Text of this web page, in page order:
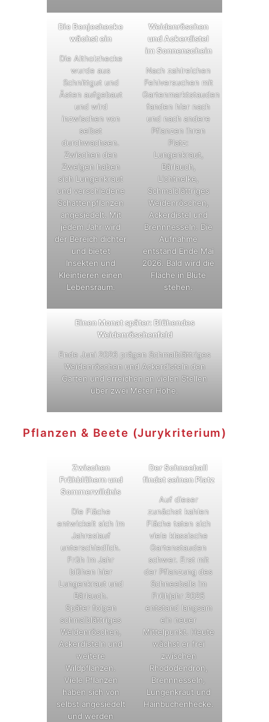
Die Benjeshecke
wächst ein
Die Altholzhecke
wurde aus
Schnittgut und
Ästen aufgebaut
und wird
inzwischen von
selbst
durchwachsen.
Zwischen den
Zweigen haben
sich Lungenkraut
und verschiedene
Schattenpflanzen
angesiedelt. Mit
jedem Jahr wird
der Bereich dichter
und bietet
Insekten und
Kleintieren einen
Lebensraum.
Weidenröschen
und Ackerdistel
im Sonnenschein
Nach zahlreichen
Fehlversuchen mit
Gartenmarktstauden
fanden hier nach
und nach andere
Pflanzen ihren
Platz:
Lungenkraut,
Bärlauch,
Lichtnelke,
Schmalblättriges
Weidenröschen,
Ackerdistel und
Brennnesseln. Die
Aufnahme
entstand Ende Mai
2026. Bald wird die
Fläche in Blüte
stehen.
Einen Monat später: Blühendes
Weidenröschenfeld
Ende Juni 2026 prägen Schmalblättriges
Weidenröschen und Ackerdisteln den
Garten und erreichen an vielen Stellen
über zwei Meter Höhe.
Pflanzen & Beete (Jurykriterium)
Zwischen
Frühblühern und
Sommerwildnis
Die Fläche
entwickelt sich im
Jahreslauf
unterschiedlich.
Früh im Jahr
blühen hier
Lungenkraut und
Bärlauch.
Später folgen
schmalblättriges
Weidenröschen,
Ackerdisteln und
weitere
Wildpflanzen.
Viele Pflanzen
haben sich von
selbst angesiedelt
und werden
Der Schneeball
findet seinen Platz
Auf dieser
zunächst kahlen
Fläche taten sich
viele klassische
Gartenstauden
schwer. Erst mit
der Pflanzung des
Schneeballs im
Frühjahr 2025
entstand langsam
ein neuer
Mittelpunkt. Heute
wächst er frei
zwischen
Rhododendron,
Brennnesseln,
Lungenkraut und
Hainbuchenhecke.